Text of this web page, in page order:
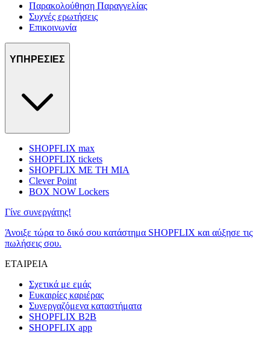
Παρακολούθηση Παραγγελίας
Συχνές ερωτήσεις
Επικοινωνία
ΥΠΗΡΕΣΙΕΣ
SHOPFLIX max
SHOPFLIX tickets
SHOPFLIX ΜΕ ΤΗ ΜΙΑ
Clever Point
BOX NOW Lockers
Γίνε συνεργάτης!
Άνοιξε τώρα το δικό σου κατάστημα SHOPFLIX και αύξησε τις
πωλήσεις σου.
ΕΤΑΙΡΕΙΑ
Σχετικά με εμάς
Ευκαιρίες καριέρας
Συνεργαζόμενα καταστήματα
SHOPFLIX B2B
SHOPFLIX app